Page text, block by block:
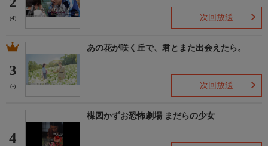
(4) 次回放送
3
(-)
あの花が咲く丘で、君とまた出会えたら。
次回放送
4
楳図かずお恐怖劇場 まだらの少女